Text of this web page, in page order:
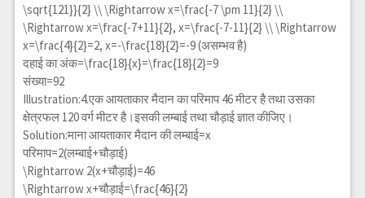
\sqrt{121}}{2} \\ \Rightarrow x=\frac{-7 \pm 11}{2} \\
\Rightarrow x=\frac{-7+11}{2}, x=\frac{-7-11}{2} \\ \Rightarrow
x=\frac{4}{2}=2, x=-\frac{18}{2}=-9(असम्भव है)
दहाई का अंक=\frac{18}{x}=\frac{18}{2}=9
संख्या=92
Illustration:4.एक आयताकार मैदान का परिमाप 46 मीटर है तथा उसका
क्षेत्रफल 120 वर्ग मीटर है।इसकी लम्बाई तथा चौड़ाई ज्ञात कीजिए।
Solution:माना आयताकार मैदान की लम्बाई=x
परिमाप=2(लम्बाई+चौड़ाई)
\Rightarrow2(x+चौड़ाई)=46
\Rightarrowx+चौड़ाई=\frac{46}{2}